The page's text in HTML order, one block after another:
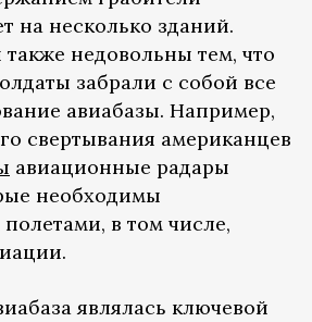
на несколько зданий.
недовольны тем, что
забрали с собой все
авиабазы. Например,
свертывания американцев
авиационные радары
необходимы
в том числе,
являлась ключевой